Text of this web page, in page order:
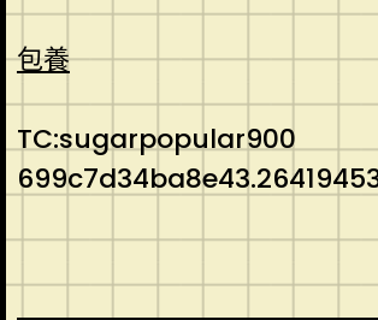
包養
TC:sugarpopular900